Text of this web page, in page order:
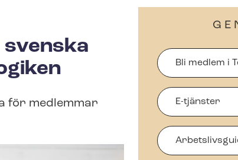
svenska
för medlemmar
Bli medlem i
E-tjänster
Ö
p
n
a